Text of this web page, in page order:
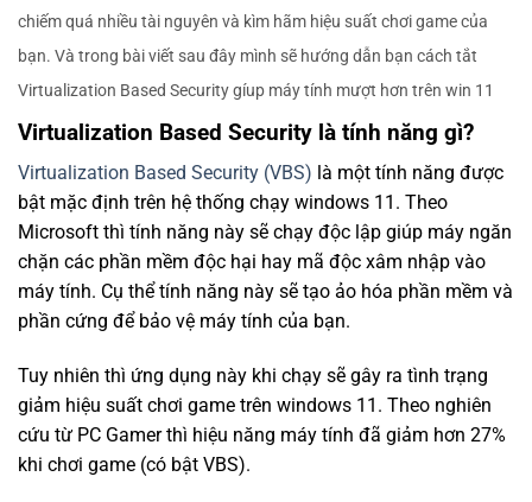
chiếm quá nhiều tài nguyên và kìm hãm hiệu suất chơi game của
bạn. Và trong bài viết sau đây mình sẽ hướng dẫn bạn cách tắt
Virtualization Based Security gíup máy tính mượt hơn trên win 11
Virtualization Based Security là tính năng gì?
Virtualization Based Security (VBS) là một tính năng được
bật mặc định trên hệ thống chạy windows 11. Theo
Microsoft thì tính năng này sẽ chạy độc lập giúp máy ngăn
chặn các phần mềm độc hại hay mã độc xâm nhập vào
máy tính. Cụ thể tính năng này sẽ tạo ảo hóa phần mềm và
phần cứng để bảo vệ máy tính của bạn.
Tuy nhiên thì ứng dụng này khi chạy sẽ gây ra tình trạng
giảm hiệu suất chơi game trên windows 11. Theo nghiên
cứu từ PC Gamer thì hiệu năng máy tính đã giảm hơn 27%
khi chơi game (có bật VBS).